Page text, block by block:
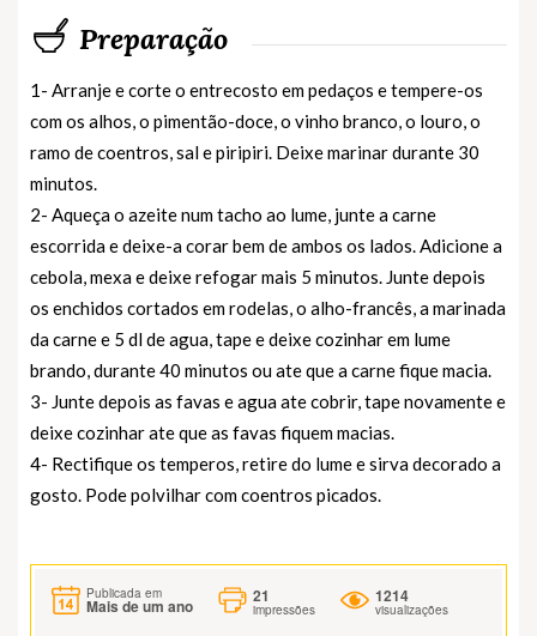
Preparação
1- Arranje e corte o entrecosto em pedaços e tempere-os
com os alhos, o pimentão-doce, o vinho branco, o louro, o
ramo de coentros, sal e piripiri. Deixe marinar durante 30
minutos.
2- Aqueça o azeite num tacho ao lume, junte a carne
escorrida e deixe-a corar bem de ambos os lados. Adicione a
cebola, mexa e deixe refogar mais 5 minutos. Junte depois
os enchidos cortados em rodelas, o alho-francês, a marinada
da carne e 5 dl de agua, tape e deixe cozinhar em lume
brando, durante 40 minutos ou ate que a carne fique macia.
3- Junte depois as favas e agua ate cobrir, tape novamente e
deixe cozinhar ate que as favas fiquem macias.
4- Rectifique os temperos, retire do lume e sirva decorado a
gosto. Pode polvilhar com coentros picados.
Publicada em
Mais de um ano
21
impressões
1214
visualizações